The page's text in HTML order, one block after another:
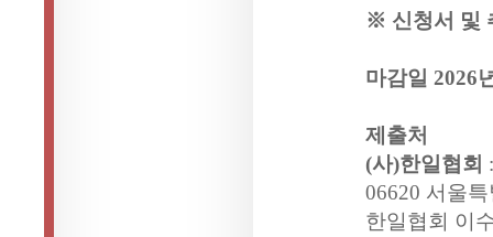
※ 신청서 및
마감일 2026
제출처
(사)한일협회
06620 서울
한일협회 이